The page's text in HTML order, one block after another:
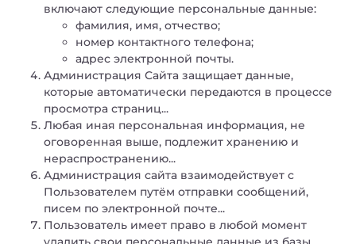
включают следующие персональные данные:
фамилия, имя, отчество;
номер контактного телефона;
адрес электронной почты.
Администрация Сайта защищает данные,
которые автоматически передаются в процессе
просмотра страниц...
Любая иная персональная информация, не
оговоренная выше, подлежит хранению и
нераспространению...
Администрация сайта взаимодействует с
Пользователем путём отправки сообщений,
писем по электронной почте...
Пользователь имеет право в любой момент